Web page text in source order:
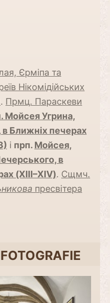
Єрміпа та
Нікомідійських
. Прмц. Параскеви
Мойсея Угрина,
Ближніх печерах
і прп. Мойсея,
в
(XIII–XIV). Сщмч.
пресвітера